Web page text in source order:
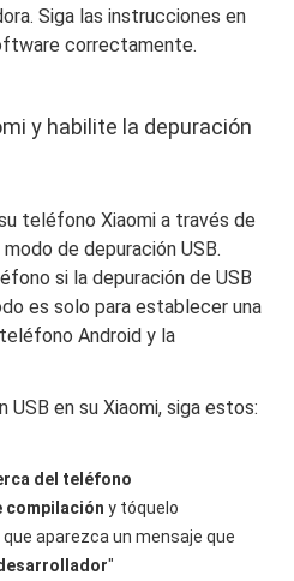
Siga las instrucciones en
correctamente.
y habilite la depuración
teléfono Xiaomi a través de
de depuración USB.
si la depuración de USB
es solo para establecer una
Android y la
USB en su Xiaomi, siga estos:
del teléfono
compilación y tóquelo
aparezca un mensaje que
"